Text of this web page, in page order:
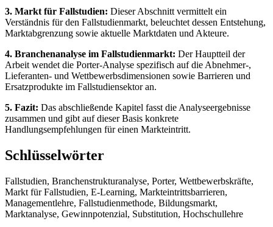
3. Markt für Fallstudien: Dieser Abschnitt vermittelt ein
Verständnis für den Fallstudienmarkt, beleuchtet dessen Entstehung,
Marktabgrenzung sowie aktuelle Marktdaten und Akteure.
4. Branchenanalyse im Fallstudienmarkt: Der Hauptteil der
Arbeit wendet die Porter-Analyse spezifisch auf die Abnehmer-,
Lieferanten- und Wettbewerbsdimensionen sowie Barrieren und
Ersatzprodukte im Fallstudiensektor an.
5. Fazit: Das abschließende Kapitel fasst die Analyseergebnisse
zusammen und gibt auf dieser Basis konkrete
Handlungsempfehlungen für einen Markteintritt.
Schlüsselwörter
Fallstudien, Branchenstrukturanalyse, Porter, Wettbewerbskräfte,
Markt für Fallstudien, E-Learning, Markteintrittsbarrieren,
Managementlehre, Fallstudienmethode, Bildungsmarkt,
Marktanalyse, Gewinnpotenzial, Substitution, Hochschullehre